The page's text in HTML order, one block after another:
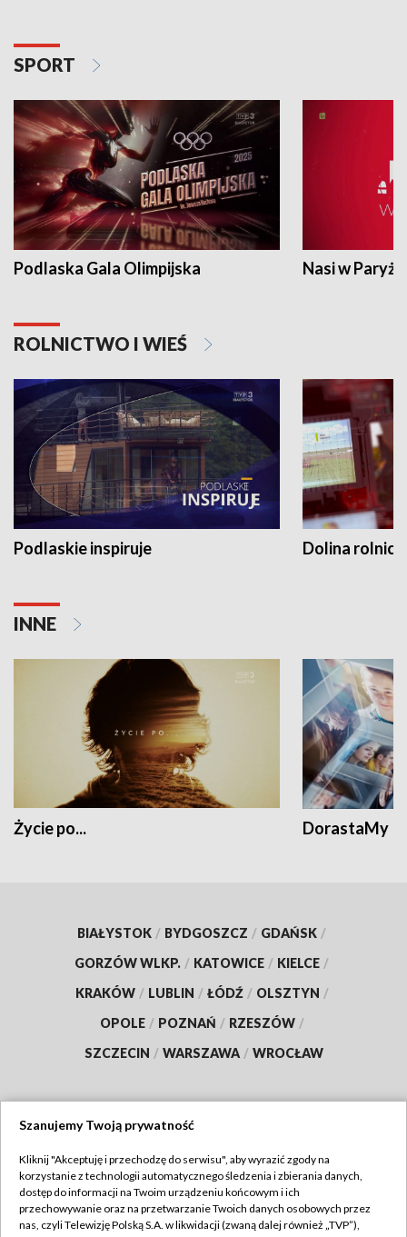
SPORT
Podlaska Gala Olimpijska Nasi w Paryżu
ROLNICTWO I WIEŚ
Podlaskie inspiruje Dolina
INNE
Życie po... DorastaMy
BIAŁYSTOK / BYDGOSZCZ / GDAŃSK /
GORZÓW WLKP. / KATOWICE / KIELCE /
KRAKÓW / LUBLIN / ŁÓDŹ / OLSZTYN /
OPOLE / POZNAŃ / RZESZÓW /
SZCZECIN / WARSZAWA / WROCŁAW
TVP
Abonament TVP
Regulamin TVP
Szanujemy Twoją prywatność
Kliknij "Akceptuję i przechodzę do serwisu", aby wyrazić zgody na
korzystanie z technologii automatycznego śledzenia i zbierania danych,
dostęp do informacji na Twoim urządzeniu końcowym i ich
przechowywanie oraz na przetwarzanie Twoich danych osobowych przez
nas, czyli Telewizję Polską S.A. w likwidacji (zwaną dalej również „TVP”),